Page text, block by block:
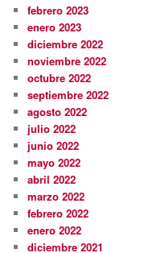
febrero 2023
enero 2023
diciembre 2022
noviembre 2022
octubre 2022
septiembre 2022
agosto 2022
julio 2022
junio 2022
mayo 2022
abril 2022
marzo 2022
febrero 2022
enero 2022
diciembre 2021